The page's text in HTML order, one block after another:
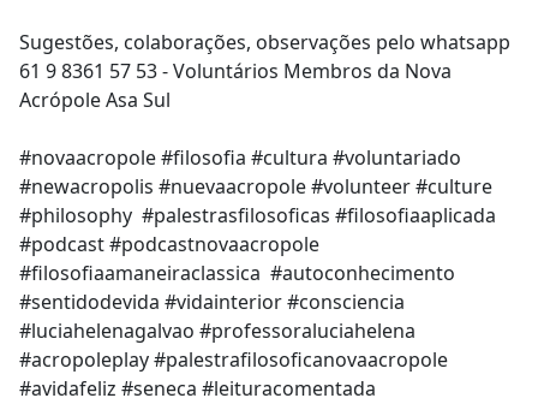
Sugestões, colaborações, observações pelo whatsapp
61 9 8361 57 53 - Voluntários Membros da Nova
Acrópole Asa Sul
#novaacropole #filosofia #cultura #voluntariado
#newacropolis #nuevaacropole #volunteer #culture
#philosophy #palestrasfilosoficas #filosofiaaplicada
#podcast #podcastnovaacropole
#filosofiaamaneiraclassica #autoconhecimento
#sentidodevida #vidainterior #consciencia
#luciahelenagalvao #professoraluciahelena
#acropoleplay #palestrafilosoficanovaacropole
#avidafeliz #seneca #leituracomentada